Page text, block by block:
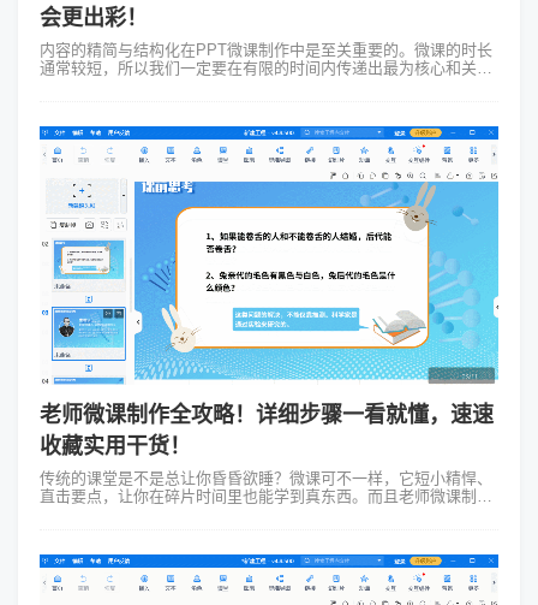
会更出彩！
内容的精简与结构化在PPT微课制作中是至关重要的。微课的时长
通常较短，所以我们一定要在有限的时间内传递出最为核心和关键
老师微课制作全攻略！详细步骤一看就懂，速速
收藏实用干货！
传统的课堂是不是总让你昏昏欲睡？微课可不一样，它短小精悍、
直击要点，让你在碎片时间里也能学到真东西。而且老师微课制